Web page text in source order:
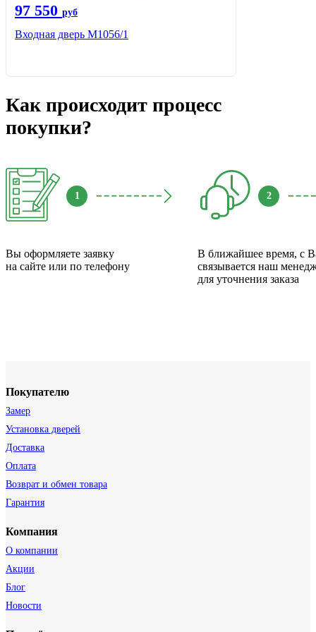
97 550 руб
Входная дверь М1056/1
Как происходит процесс
покупки?
1
Вы оформляете заявку
на сайте или по телефону
2
В ближайшее время, с
связывается наш
для уточнения заказа
Покупателю
Замер
Установка дверей
Доставка
Оплата
Возврат и обмен товара
Гарантия
Компания
О компании
Акции
Блог
Новости